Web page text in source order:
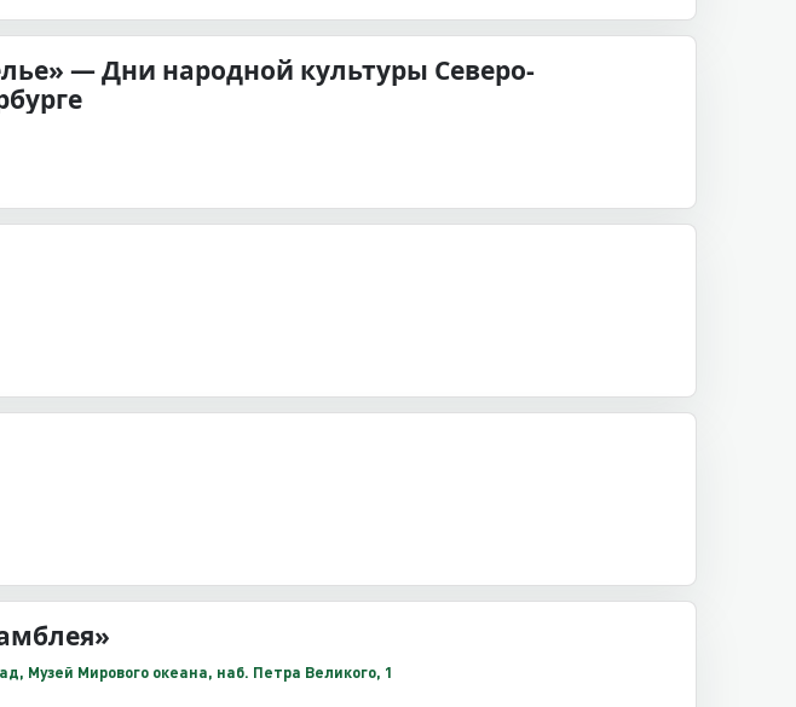
— Дни народной культуры Северо-
Музей Мирового океана, наб. Петра Великого, 1